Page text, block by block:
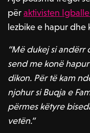
përaktivisten
lezbike e hapur dhe
“Më dukej si
send me konë
dikon. Për të kam
njohur si Buqja e
përmes këtyre
vetën.”